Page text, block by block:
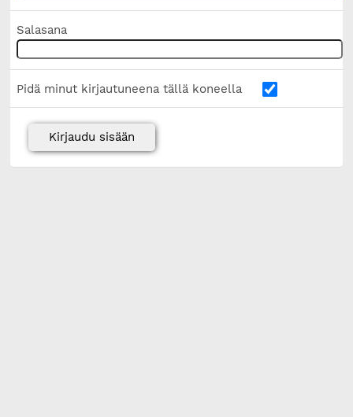
Salasana
Pidä minut kirjautuneena tällä koneella